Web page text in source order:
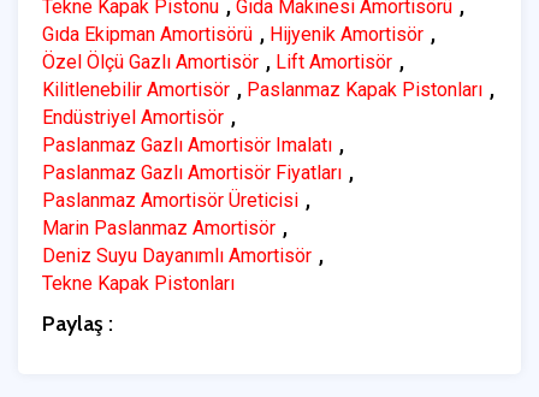
Tekne Kapak Pistonu , Gıda Makinesi Amortisörü ,
Gıda Ekipman Amortisörü , Hijyenik Amortisör ,
Özel Ölçü Gazlı Amortisör , Lift Amortisör ,
Kilitlenebilir Amortisör , Paslanmaz Kapak Pistonları ,
Endüstriyel Amortisör ,
Paslanmaz Gazlı Amortisör Imalatı ,
Paslanmaz Gazlı Amortisör Fiyatları ,
Paslanmaz Amortisör Üreticisi ,
Marin Paslanmaz Amortisör ,
Deniz Suyu Dayanımlı Amortisör ,
Tekne Kapak Pistonları
Paylaş :